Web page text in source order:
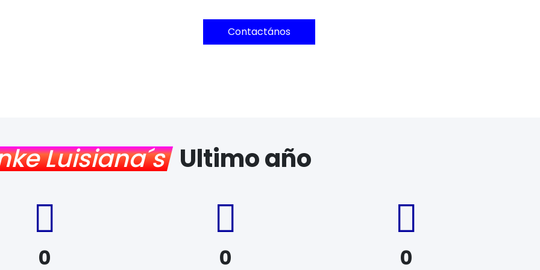
Contactános
Luisiana´s Ultimo año
0 0 0